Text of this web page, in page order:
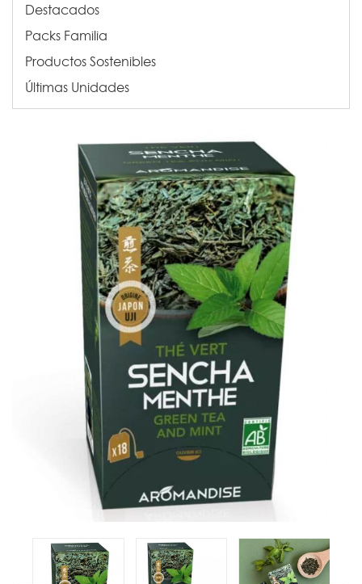
Destacados
Packs Familia
Productos Sostenibles
Últimas Unidades